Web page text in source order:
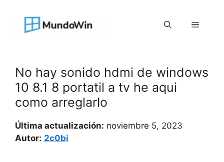
contenido
Menú
No hay sonido hdmi de windows
10 8.1 8 portatil a tv he aqui
como arreglarlo
Última actualización: noviembre 5, 2023
Autor: 2c0bi